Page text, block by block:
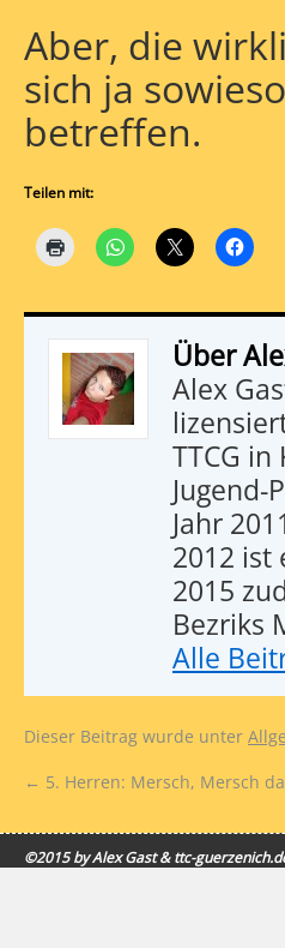
Aber, die
sich ja
betreffen.
Teilen mit:
Über
Alex
TTCG
Jahr
2012 ist
2015
Bezriks
Alle
Dieser Beitrag wurde unter
← 5. Herren: Mersch, Mersch
©2015 by Alex Gast & ttc-